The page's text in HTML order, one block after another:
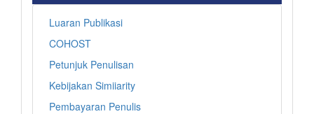
Luaran Publikasi
COHOST
Petunjuk Penulisan
Kebijakan Simiiarity
Pembayaran Penulis